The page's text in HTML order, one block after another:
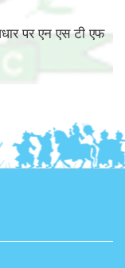
पर एन एस टी एफ